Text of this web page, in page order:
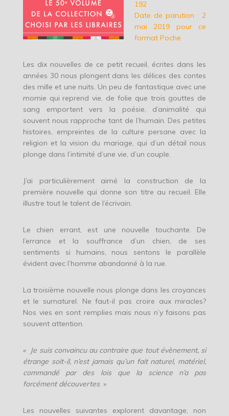
192
Date de parution : 2
mai 2019 pour ce
format Poche
Les dix nouvelles de ce petit recueil, écrites dans les
années 30 nous plongent dans les délices des contes
des mille et une nuits. Un peu de fantastique avec une
momie qui reprend vie, de folie que trois gouttes de
sang emportent vers la poésie, d’animalité qui
souvent nous rapproche tant de l’humain. Des petites
histoires, empreintes de la culture persane avec la
religion et la vision du mariage, qui d’un détail nous
plonge dans l’intimité d’une vie, d’un couple.
J’ai particulièrement aimé la construction de la
première nouvelle qui donne son titre au recueil. Elle
illustre tout le talent de l’écrivain.
Le chien errant, est une nouvelle touchante. De
l’errance et la souffrance d’un chien, de ses
sentiments si humains, nous sentons le parallèle
évident avec l’homme abandonné à la rue.
La troisième nouvelle nous plonge dans les croyances
et le surnaturel. Ne faut-il pas croire aux miracles?
Nos vies en sont remplies mais nous n’y faisons pas
souvent attention.
« Je suis convaincu au contraire que tout évènement, si
étrange soit-il, n’est jamais qu’un fait naturel, matériel,
commandé par des lois que la science n’a pas
forcément découvertes. »
Les nouvelles suivantes explorent davantage, non